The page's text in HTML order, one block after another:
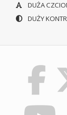
DUŻA
DUŻY